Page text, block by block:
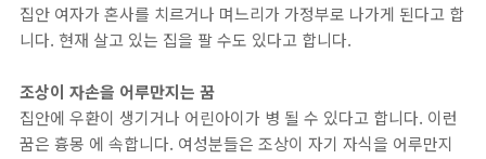
집안 여자가 혼사를 치르거나 며느리가 가정부로 나가게 된다고 합
니다. 현재 살고 있는 집을 팔 수도 있다고 합니다.
조상이 자손을 어루만지는 꿈
집안에 우환이 생기거나 어린아이가 병 될 수 있다고 합니다. 이런
꿈은 흉몽 에 속합니다. 여성분들은 조상이 자기 자식을 어루만지